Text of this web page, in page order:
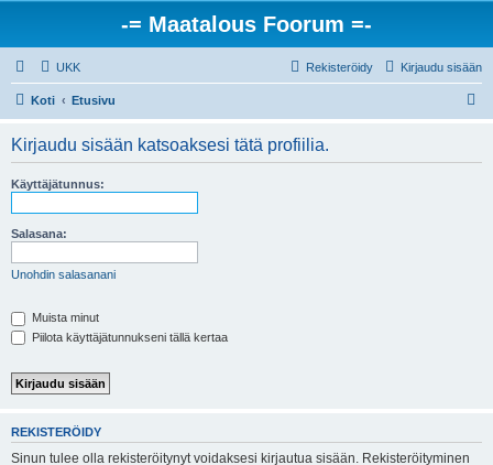
-= Maatalous Foorum =-
UKK Kirjaudu sisään
Rekisteröidy
Koti Etusivu
Kirjaudu sisään katsoaksesi tätä profiilia.
Käyttäjätunnus:
Salasana:
Unohdin salasanani
Muista minut
Piilota käyttäjätunnukseni tällä kertaa
REKISTERÖIDY
Sinun tulee olla rekisteröitynyt voidaksesi kirjautua sisään. Rekisteröityminen